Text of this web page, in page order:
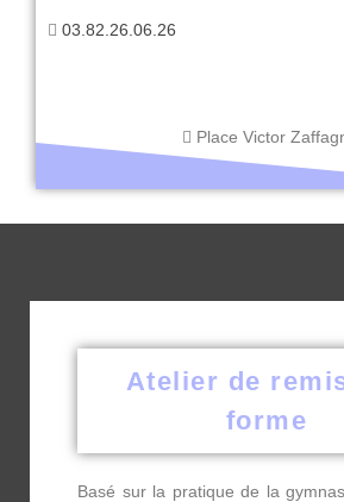
03.82.26.06.26
Place Victor
Atelier de
forme
Basé sur la pratique de la